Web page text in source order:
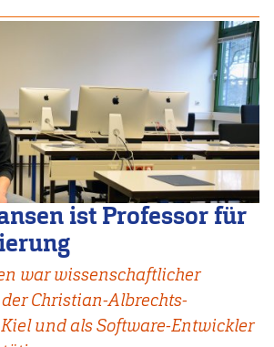
ist Professor für
war wissenschaftlicher
Christian-Albrechts-
und als Software-Entwickler